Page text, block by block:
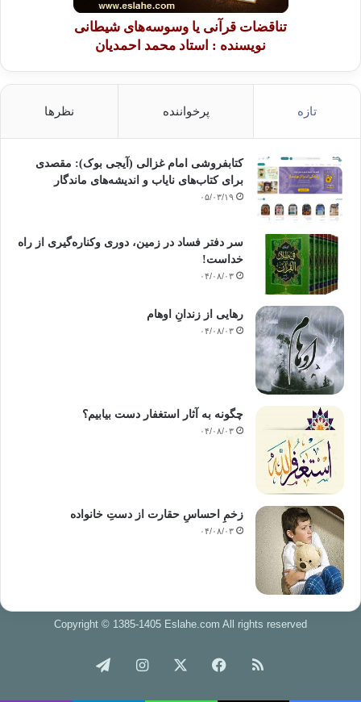
تناقضات قرآنی یا وسوسه‌های شیطانی
نویسنده : استاد محمد احمدیان
تازه پرخواننده نظرها
کتابفروشی امام غزالی (آیجی بوک): مقصدی
برای کتاب‌های نایاب و اندیشه‌های ماندگار
۰۵/۰۳/۱۹
سر دفتر فساد در زمین‌، دوری وکناره‌گیری از راه
خداست‌!
۰۴/۰۸/۰۳
رهایی از زندانِ اوهام
۰۴/۰۸/۰۳
چگونه به آثار استغفار دست بیابیم؟
۰۴/۰۸/۰۳
زخمِ احساسِ حقارت از دستِ خانواده
۰۴/۰۸/۰۳
Copyright © 1385-1405 Eslahe.com All rights reserved
خوراک فیس اینستاگرام